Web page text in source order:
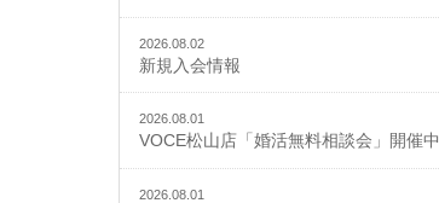
2026.08.02
新規入会情報
2026.08.01
VOCE松山店「婚活無料相談会」開催中
2026.08.01